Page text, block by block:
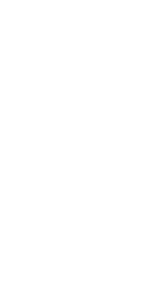
elok. 16